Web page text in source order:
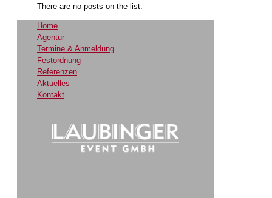
There are no posts on the list.
Home
Agentur
Termine & Anmeldung
Festordnung
Referenzen
Aktuelles
Kontakt